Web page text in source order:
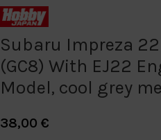
Subaru Impreza
(GC8) With EJ22
Model, cool grey
38,00 €